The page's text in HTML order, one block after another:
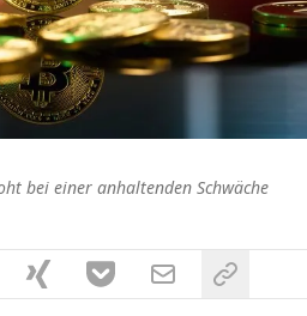
bei einer anhaltenden Schwäche